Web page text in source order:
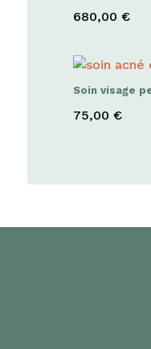
680,00 €
Soin visage
75,00 €